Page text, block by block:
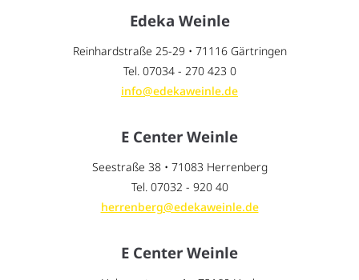
Edeka Weinle
Reinhardstraße 25-29 • 71116 Gärtringen
Tel. 07034 - 270 423 0
info@edekaweinle.de
E Center Weinle
Seestraße 38 • 71083 Herrenberg
Tel. 07032 - 920 40
herrenberg@edekaweinle.de
E Center Weinle